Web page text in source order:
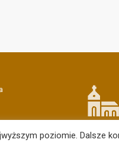
poziomie. Dalsze